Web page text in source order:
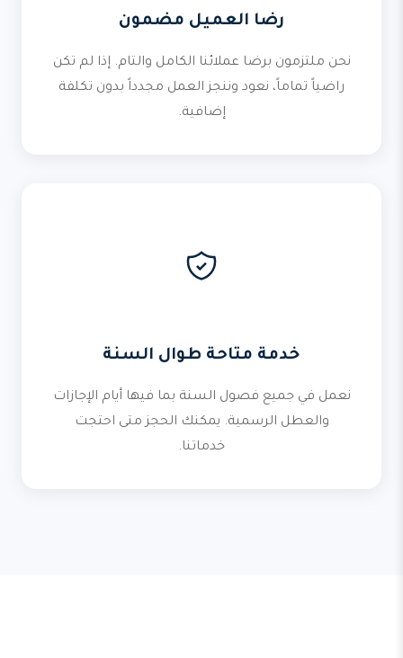
رضا العميل مضمون
نحن ملتزمون برضا عملائنا الكامل والتام. إذا لم تكن
راضياً تماماً، نعود وننجز العمل مجدداً بدون تكلفة
إضافية.
خدمة متاحة طوال السنة
نعمل في جميع فصول السنة بما فيها أيام الإجازات
والعطل الرسمية. يمكنك الحجز متى احتجت
خدماتنا.